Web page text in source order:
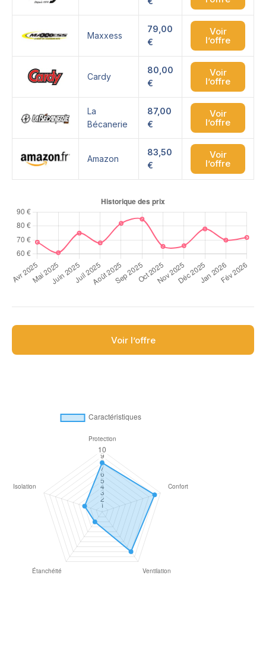
Maxxess
79,00
€
Voir
l’offre
Cardy
80,00
€
Voir
l’offre
La
Bécanerie
87,00
€
Voir
l’offre
Amazon
83,50
€
Voir
l’offre
Voir l’offre